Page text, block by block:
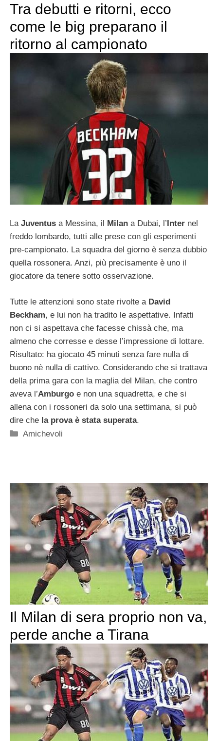
Tra debutti e ritorni, ecco
come le big preparano il
ritorno al campionato
La Juventus a Messina, il Milan a Dubai, l’ Inter nel
freddo lombardo, tutti alle prese con gli esperimenti
pre-campionato. La squadra del giorno è senza dubbio
quella rossonera. Anzi, più precisamente è uno il
giocatore da tenere sotto osservazione.
Tutte le attenzioni sono state rivolte aDavid
Beckham, e lui non ha tradito le aspettative. Infatti
non ci si aspettava che facesse chissà che, ma
almeno che corresse e desse l’impressione di lottare.
Risultato: ha giocato 45 minuti senza fare nulla di
buono nè nulla di cattivo. Considerando che si trattava
della prima gara con la maglia del Milan, che contro
aveva l’Amburgo e non una squadretta, e che si
allena con i rossoneri da solo una settimana, si può
dire che la prova è stata superata.
Categorie
Amichevoli
Il Milan di sera proprio non va,
perde anche a Tirana